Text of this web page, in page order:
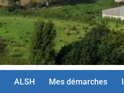
ALSH Mes démarches